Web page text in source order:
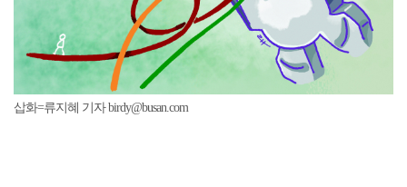
삽화=류지혜 기자 birdy@busan.com